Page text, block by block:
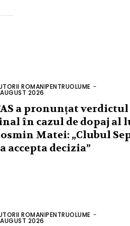
ROMANIPENTRUOLUME -
2026
a pronunțat verdictul
în cazul de dopaj al
Matei: „Clubul
accepta decizia”
ROMANIPENTRUOLUME -
2026